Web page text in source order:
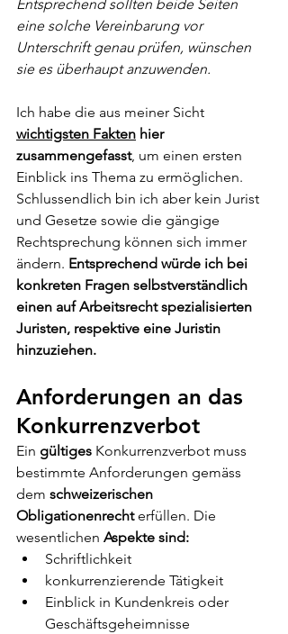
Entsprechend sollten beide Seiten
eine solche Vereinbarung vor
Unterschrift genau prüfen, wünschen
sie es überhaupt anzuwenden.
Ich habe die aus meiner Sicht
wichtigsten Fakten hier
zusammengefasst, um einen ersten
Einblick ins Thema zu ermöglichen.
Schlussendlich bin ich aber kein Jurist
und Gesetze sowie die gängige
Rechtsprechung können sich immer
ändern. Entsprechend würde ich bei
konkreten Fragen selbstverständlich
einen auf Arbeitsrecht spezialisierten
Juristen, respektive eine Juristin
hinzuziehen.
Anforderungen an das
Konkurrenzverbot
Ein gültiges Konkurrenzverbot muss
bestimmte Anforderungen gemäss
dem schweizerischen
Obligationenrecht erfüllen. Die
wesentlichen Aspekte sind:
Schriftlichkeit
konkurrenzierende Tätigkeit
Einblick in Kundenkreis oder
Geschäftsgeheimnisse